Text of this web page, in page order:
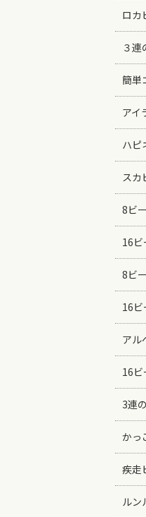
ロカ
３連
簡単
アイ
ハピ
スカ
8ビ
16ビ
8ビ
16ビ
アル
16ビ
3連
かっ
疾走
ルン